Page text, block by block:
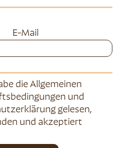
E-Mail
die Allgemeinen
und
gelesen,
und akzeptiert